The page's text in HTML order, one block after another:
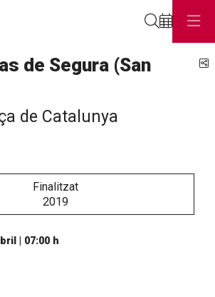
de Segura (San
de Catalunya
Finalitzat
2019
07:00 h